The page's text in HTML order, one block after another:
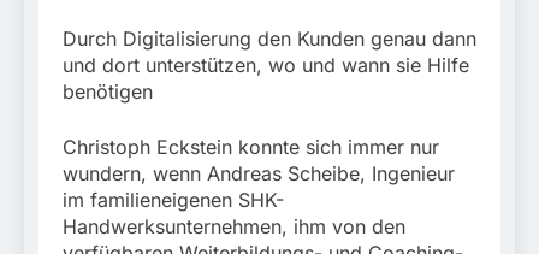
Durch Digitalisierung den Kunden genau dann
und dort unterstützen, wo und wann sie Hilfe
benötigen
Christoph Eckstein konnte sich immer nur
wundern, wenn Andreas Scheibe, Ingenieur
im familieneigenen SHK-
Handwerksunternehmen, ihm von den